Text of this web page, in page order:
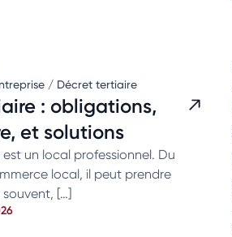
/ Décret tertiaire
: obligations,
et solutions
un local professionnel. Du
local, il peut prendre
souvent, […]